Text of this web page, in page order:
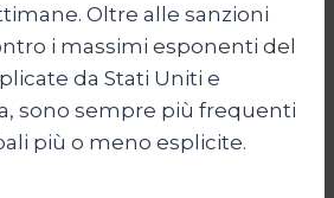
Oltre alle sanzioni
i massimi esponenti del
da Stati Uniti e
sono sempre più frequenti
più o meno esplicite.